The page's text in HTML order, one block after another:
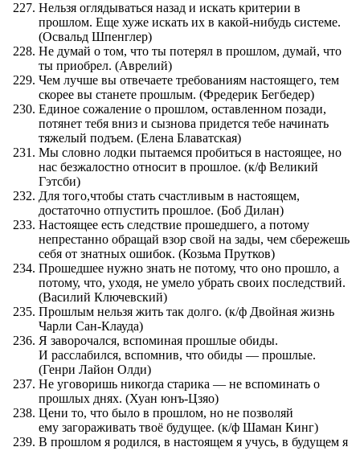
Нельзя оглядываться назад и искать критерии в
прошлом. Еще хуже искать их в какой-нибудь системе.
(Освальд Шпенглер)
Не думай о том, что ты потерял в прошлом, думай, что
ты приобрел. (Аврелий)
Чем лучше вы отвечаете требованиям настоящего, тем
скорее вы станете прошлым. (Фредерик Бегбедер)
Единое сожаление о прошлом, оставленном позади,
потянет тебя вниз и сызнова придется тебе начинать
тяжелый подъем. (Елена Блаватская)
Мы словно лодки пытаемся пробиться в настоящее, но
нас безжалостно относит в прошлое. (к/ф Великий
Гэтсби)
Для того,чтобы стать счастливым в настоящем,
достаточно отпустить прошлое. (Боб Дилан)
Настоящее есть следствие прошедшего, а потому
непрестанно обращай взор свой на зады, чем сбережешь
себя от знатных ошибок. (Козьма Прутков)
Прошедшее нужно знать не потому, что оно прошло, а
потому, что, уходя, не умело убрать своих последствий.
(Василий Ключевский)
Прошлым нельзя жить так долго. (к/ф Двойная жизнь
Чарли Сан-Клауда)
Я заворочался, вспоминая прошлые обиды.
И расслабился, вспомнив, что обиды — прошлые.
(Генри Лайон Олди)
Не уговоришь никогда старика — не вспоминать о
прошлых днях. (Хуан юнъ-Цзяо)
Цени то, что было в прошлом, но не позволяй
ему загораживать твоё будущее. (к/ф Шаман Кинг)
В прошлом я родился, в настоящем я учусь, в будущем я